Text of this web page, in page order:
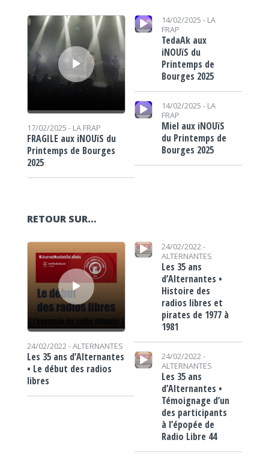
Lecteur audio
17/02/2025 - LA FRAP
FRAGILE aux iNOUïS du
Printemps de Bourges
2025
Lecteur audio 14/02/2025 - LA
FRAP
TedaAk aux
iNOUïS du
Printemps de
Bourges 2025
Lecteur audio
14/02/2025 - LA
FRAP
Miel aux iNOUïS
du Printemps de
Bourges 2025
RETOUR SUR…
Lecteur audio
24/02/2022 -ALTERNANTES
Les 35 ans d’Alternantes
• Le début des radios
libres
Lecteur audio
24/02/2022 -
ALTERNANTES
Les 35 ans
d’Alternantes •
Histoire des
radios libres et
pirates de 1977 à
1981
Lecteur audio
24/02/2022 -
ALTERNANTES
Les 35 ans
d’Alternantes •
Témoignage d’un
des participants
à l’épopée de
Radio Libre 44